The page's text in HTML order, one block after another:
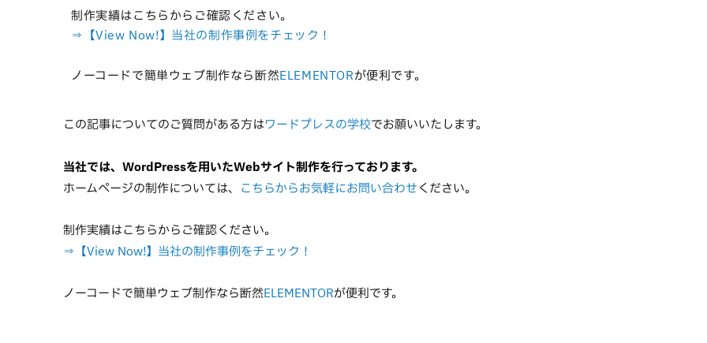
制作実績はこちらからご確認ください。
⇒【View Now!】当社の制作事例をチェック！
ノーコードで簡単ウェブ制作なら断然ELEMENTORが便利です。
この記事についてのご質問がある方はワードプレスの学校でお願いいたします。
当社では、WordPressを用いたWebサイト制作を行っております。
ホームページの制作については、 こちらからお気軽にお問い合わせください。
制作実績はこちらからご確認ください。
⇒【View Now!】当社の制作事例をチェック！
ノーコードで簡単ウェブ制作なら断然ELEMENTORが便利です。